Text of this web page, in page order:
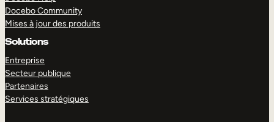
Docebo Community
Mises à jour des produits
Solutions
Entreprise
Secteur publique
Partenaires
Services stratégiques